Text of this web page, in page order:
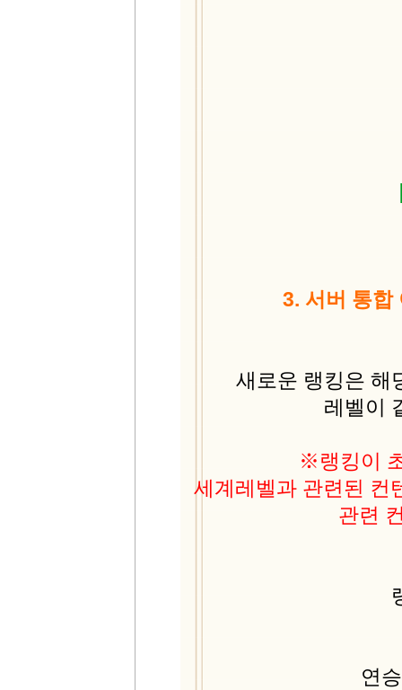
3. 서버 통합
새로운 랭킹은 해
레벨이
※랭킹이
세계레벨과 관련된 컨
관련
연